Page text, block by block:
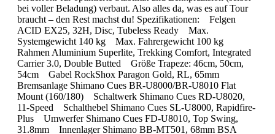
bei voller Beladung) verbaut. Also alles da, was es auf Tour
braucht – den Rest machst du! Spezifikationen: Felgen
ACID EX25, 32H, Disc, Tubeless Ready Max.
Systemgewicht 140 kg Max. Fahrergewicht 100 kg
Rahmen Aluminium Superlite, Trekking Comfort, Integrated
Carrier 3.0, Double Butted Größe Trapeze: 46cm, 50cm,
54cm Gabel RockShox Paragon Gold, RL, 65mm
Bremsanlage Shimano Cues BR-U8000/BR-U8010 Flat
Mount (160/180) Schaltwerk Shimano Cues RD-U8020,
11-Speed Schalthebel Shimano Cues SL-U8000, Rapidfire-
Plus Umwerfer Shimano Cues FD-U8010, Top Swing,
31.8mm Innenlager Shimano BB-MT501, 68mm BSA